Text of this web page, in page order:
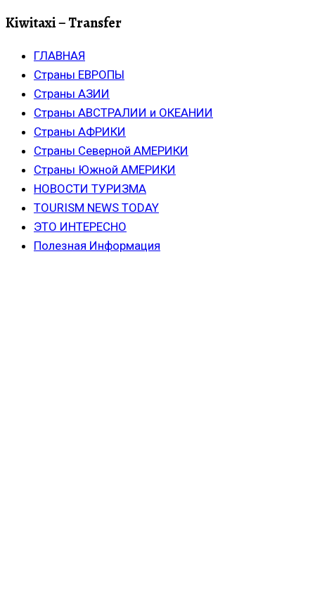
Kiwitaxi – Transfer
ГЛАВНАЯ
Страны ЕВРОПЫ
Страны АЗИИ
Страны АВСТРАЛИИ и ОКЕАНИИ
Страны АФРИКИ
Страны Северной АМЕРИКИ
Страны Южной АМЕРИКИ
НОВОСТИ ТУРИЗМА
TOURISM NEWS TODAY
ЭТО ИНТЕРЕСНО
Полезная Информация